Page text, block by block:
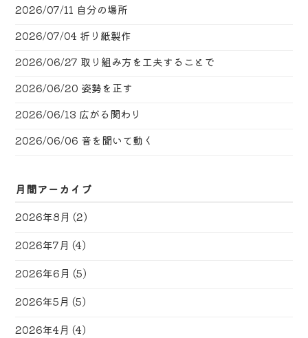
2026/07/11 自分の場所
2026/07/04 折り紙製作
2026/06/27 取り組み方を工夫することで
2026/06/20 姿勢を正す
2026/06/13 広がる関わり
2026/06/06 音を聞いて動く
月間アーカイブ
2026年8月 (2)
2026年7月 (4)
2026年6月 (5)
2026年5月 (5)
2026年4月 (4)